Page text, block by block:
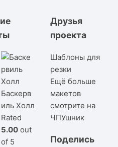
Баскерв
иль Холл
Rated
5.00 out
of 5
Друзья
проекта
Шаблоны для
резки
Ещё больше
макетов
смотрите на
ЧПУшник
Поделись